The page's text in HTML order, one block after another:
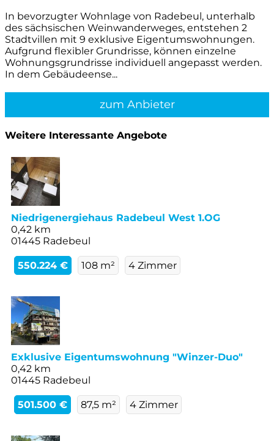
In bevorzugter Wohnlage von Radebeul, unterhalb
des sächsischen Weinwanderweges, entstehen 2
Stadtvillen mit 9 exklusive Eigentumswohnungen.
Aufgrund flexibler Grundrisse, können einzelne
Wohnungsgrundrisse individuell angepasst werden.
In dem Gebäudeense...
zum Anbieter
Weitere Interessante Angebote
Niedrigenergiehaus Radebeul West 1.OG
0,42 km
01445 Radebeul
550.224 € 108 m² 4 Zimmer
Exklusive Eigentumswohnung "Winzer-Duo"
0,42 km
01445 Radebeul
501.500 € 87,5 m² 4 Zimmer